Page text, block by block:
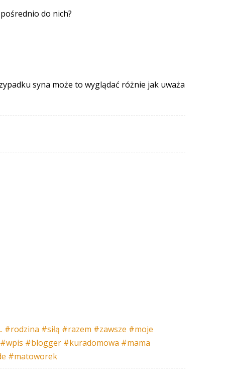
do nich?
syna może to wyglądać różnie jak uważa